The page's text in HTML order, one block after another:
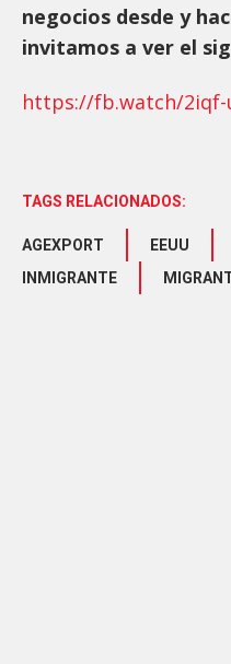
negocios desde y
invitamos a ver el
https://fb.watch/
TAGS RELACIONADOS:
AGEXPORT EEUU
INMIGRANTE